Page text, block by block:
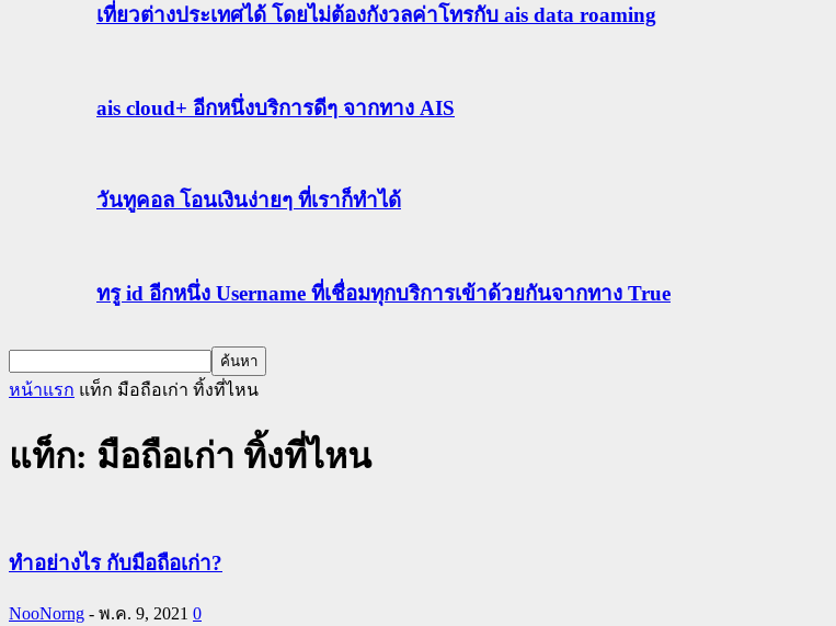
เที่ยวต่างประเทศได้ โดยไม่ต้องกังวลค่าโทรกับ ais data roaming
ais cloud+ อีกหนึ่งบริการดีๆ จากทาง AIS
วันทูคอล โอนเงินง่ายๆ ที่เราก็ทำได้
ทรู id อีกหนึ่ง Username ที่เชื่อมทุกบริการเข้าด้วยกันจากทาง True
หน้าแรก แท็ก มือถือเก่า ทิ้งที่ไหน
แท็ก: มือถือเก่า ทิ้งที่ไหน
ทําอย่างไร กับมือถือเก่า?
NooNorng - พ.ค. 9, 2021 0